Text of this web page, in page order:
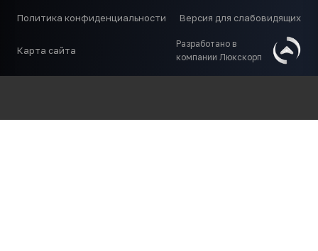
Политика конфиденциальности Версия для слабовидящих
Карта сайта
Разработано в
компании Люкскорп